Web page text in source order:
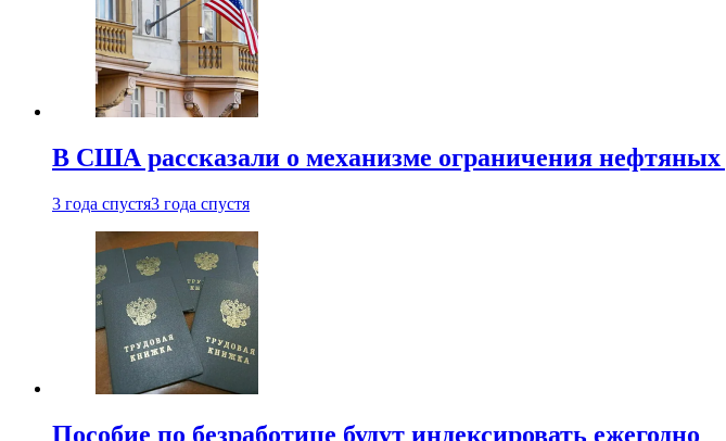
В США рассказали о механизме ограничения нефтяных
3 года спустя3 года спустя
Пособие по безработице будут индексировать ежегодно